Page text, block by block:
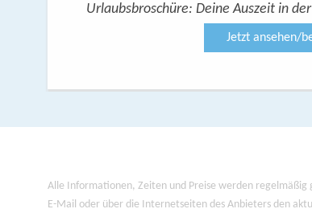
Urlaubsbroschüre: Deine Auszeit in
Jetzt ansehen/
Alle Informationen, Zeiten und Preise werden
E-Mail oder über die Internetseiten des Anbieters den